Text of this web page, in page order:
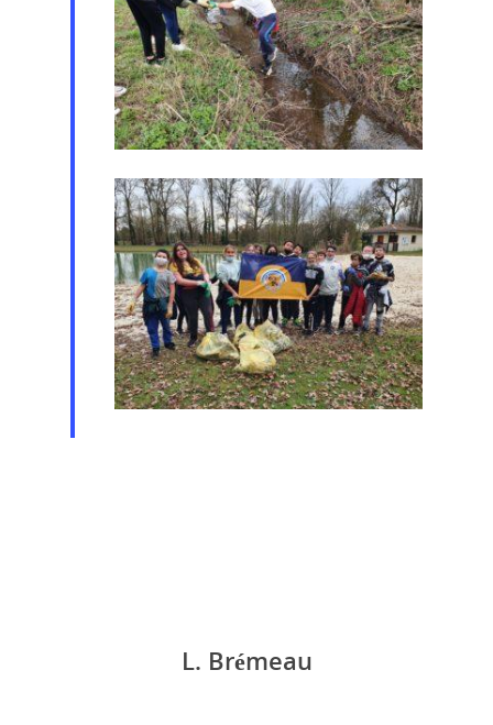
L. Brémeau